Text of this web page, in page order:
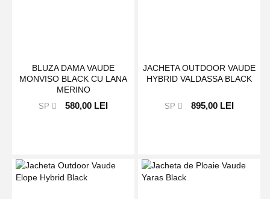
BLUZA DAMA VAUDE
MONVISO BLACK CU LANA
MERINO
SP 580,00 LEI
JACHETA OUTDOOR VAUDE
HYBRID VALDASSA BLACK
SP 895,00 LEI